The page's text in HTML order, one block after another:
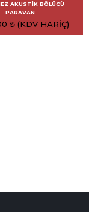
AKUSTIK BÖLÜCÜ
PARAVAN
₺ (KDV HARIÇ)